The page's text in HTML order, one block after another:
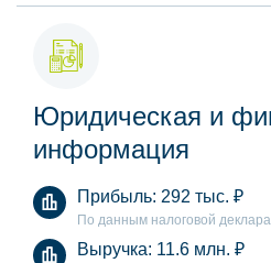
Юридическая и
информация
Прибыль: 292 тыс. ₽
По данным налоговой
Выручка: 11.6 млн. ₽